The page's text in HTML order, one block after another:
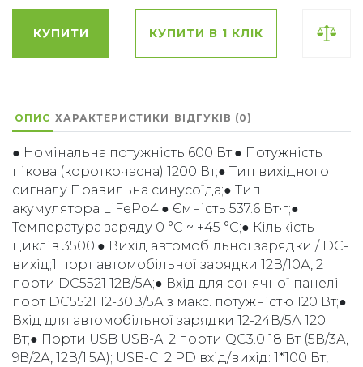
КУПИТИ КУПИТИ В 1 КЛІК
ОПИС ХАРАКТЕРИСТИКИ ВІДГУКІВ (0)
● Номінальна потужність 600 Вт;● Потужність
пікова (короткочасна) 1200 Вт;● Тип вихідного
сигналу Правильна синусоїда;● Тип
акумулятора LiFePo4;● Ємність 537.6 Вт•г;●
Температура заряду 0 °C ~ +45 °C;● Кількість
циклів 3500;● Вихід автомобільної зарядки / DC-
вихід;1 порт автомобільної зарядки 12В/10А, 2
порти DC5521 12В/5А;● Вхід для сонячної панелі
порт DC5521 12-30В/5А з макс. потужністю 120 Вт;●
Вхід для автомобільної зарядки 12-24В/5А 120
Вт;● Порти USB USB-A: 2 порти QC3.0 18 Вт (5В/3А,
9В/2А, 12В/1.5А); USB-C: 2 PD вхід/вихід: 1*100 Вт,